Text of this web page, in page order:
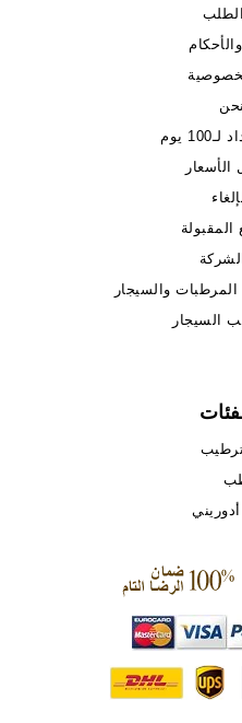
يوم
والسيجار
السيجار